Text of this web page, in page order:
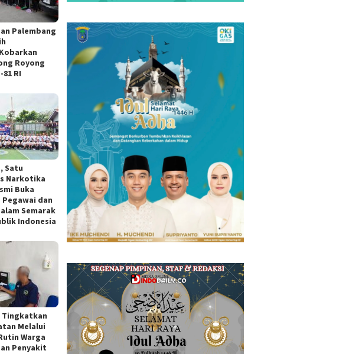
Palembang
Royong
RI
Satu
Narkotika
Buka
dan
Semarak
Indonesia
Tingkatkan
Melalui
Warga
Penyakit